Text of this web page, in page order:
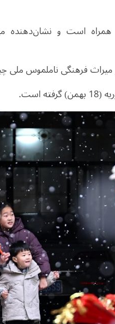
همراه است و نشاندهنده
یراثفرهنگیناملموس ملیچ
(18 بهمن)گرفته است.